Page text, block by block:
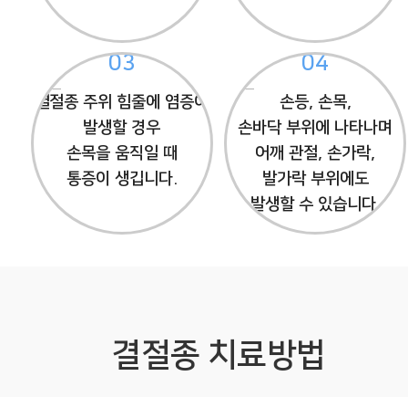
03
결절종 주위 힘줄에 염증이
발생할 경우
손목을 움직일 때
통증이 생깁니다.
04
손등, 손목,
손바닥 부위에 나타나며
어깨 관절, 손가락,
발가락 부위에도
발생할 수 있습니다.
결절종 치료방법